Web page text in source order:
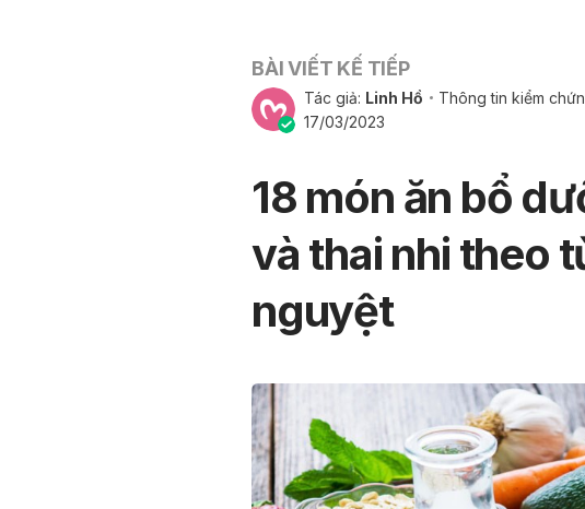
BÀI VIẾT KẾ TIẾP
Tác giả: Linh Hồ Thông tin kiểm
17/03/2023
18 món ăn bổ
và thai nhi theo
nguyệt